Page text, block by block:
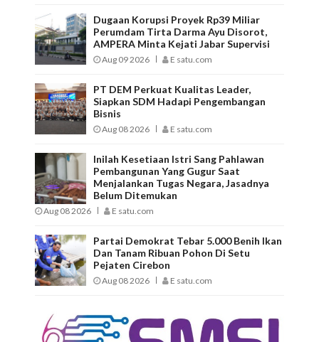
Dugaan Korupsi Proyek Rp39 Miliar
Perumdam Tirta Darma Ayu Disorot,
AMPERA Minta Kejati Jabar Supervisi
Aug 09 2026 E satu.com
PT DEM Perkuat Kualitas Leader,
Siapkan SDM Hadapi Pengembangan
Bisnis
Aug 08 2026 E satu.com
Inilah Kesetiaan Istri Sang Pahlawan
Pembangunan Yang Gugur Saat
Menjalankan Tugas Negara, Jasadnya
Belum Ditemukan
Aug 08 2026 E satu.com
Partai Demokrat Tebar 5.000 Benih Ikan
Dan Tanam Ribuan Pohon Di Setu
Pejaten Cirebon
Aug 08 2026 E satu.com